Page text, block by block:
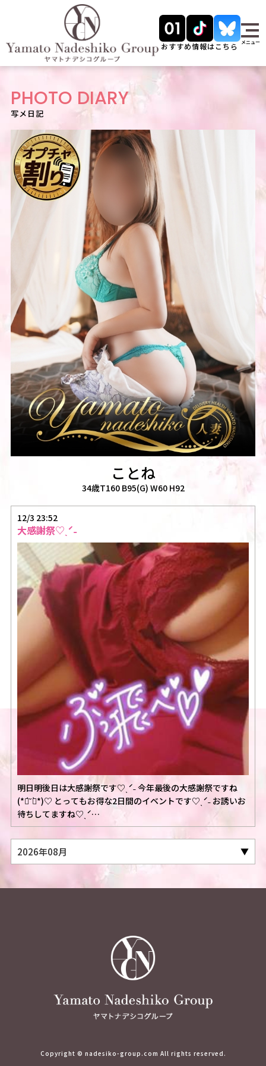
おすすめ情報はこちら メニュー
PHOTO DIARY
写メ日記
ことね
34歳T160 B95(G) W60 H92
12/3 23:52
大感謝祭♡ˎˊ˗
明日明後日は大感謝祭です♡ˎˊ˗ 今年最後の大感謝祭ですね
(*ฅ́˘ฅ̀*)♡ とってもお得な2日間のイベントです♡ˎˊ˗ お誘いお
待ちしてますね♡ˎˊ…
Copyright © nadesiko-group.com All rights reserved.